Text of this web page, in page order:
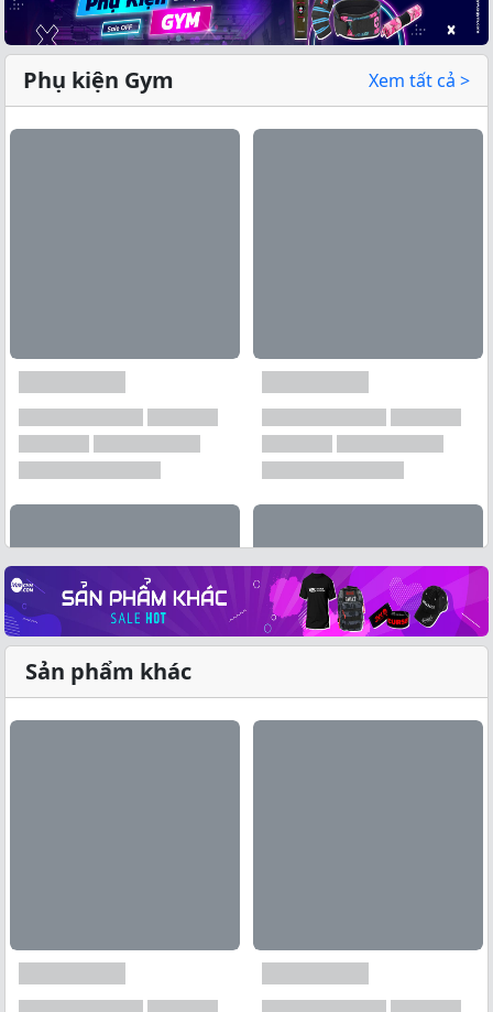
Xem tất cả →
Xem tất cả →
Phụ kiện Gym Xem tất cả >
Sản phẩm khác